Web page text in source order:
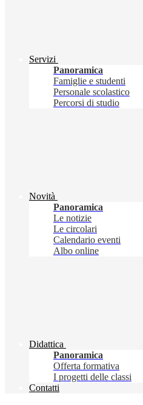
Servizi
Panoramica
Famiglie e studenti
Personale scolastico
Percorsi di studio
Novità
Panoramica
Le notizie
Le circolari
Calendario eventi
Albo online
Didattica
Panoramica
Offerta formativa
I progetti delle classi
Contatti